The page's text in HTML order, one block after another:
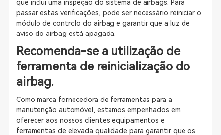
que inclui uma inspeção do sistema de airbags. Para
passar estas verificações, pode ser necessário reiniciar o
módulo de controlo do airbag e garantir que a luz de
aviso do airbag está apagada.
Recomenda-se a utilização de
ferramenta de reinicialização do
airbag.
Como marca fornecedora de ferramentas para a
manutenção automóvel, estamos empenhados em
oferecer aos nossos clientes equipamentos e
ferramentas de elevada qualidade para garantir que os